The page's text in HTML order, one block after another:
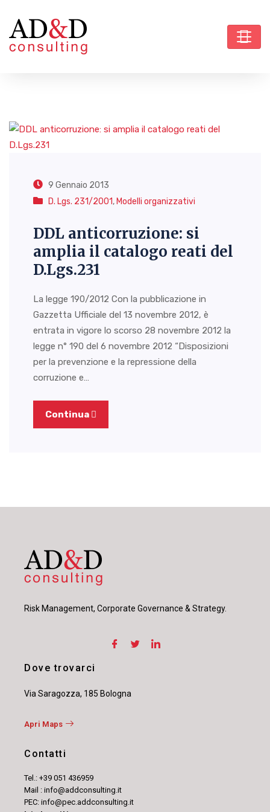
9 Gennaio 2013
D. Lgs. 231/2001, Modelli organizzativi
DDL anticorruzione: si
amplia il catalogo reati del
D.Lgs.231
La legge 190/2012 Con la pubblicazione in
Gazzetta Ufficiale del 13 novembre 2012, è
entrata in vigore lo scorso 28 novembre 2012 la
legge n° 190 del 6 novembre 2012 “Disposizioni
per la prevenzione e la repressione della
corruzione e…
Continua
Risk Management, Corporate Governance & Strategy.
Dove trovarci
Via Saragozza, 185 Bologna
Apri Maps
Contatti
Tel.: +39 051 436959
Mail : info@addconsulting.it
PEC: info@pec.addconsulting.it